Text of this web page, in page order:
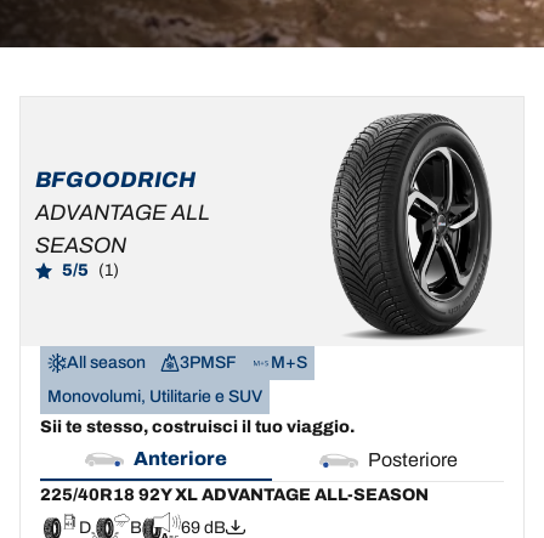
BFGOODRICH
ADVANTAGE ALL
SEASON
5/5 (1)
All season 3PMSF
M+S
Monovolumi, Utilitarie e SUV
Sii te stesso, costruisci il tuo viaggio.
Anteriore Posteriore
225/40R18 92Y XL ADVANTAGE ALL-SEASON
D
B 69 dB
ADVANTAGE
ALL-
SEASON
D
D